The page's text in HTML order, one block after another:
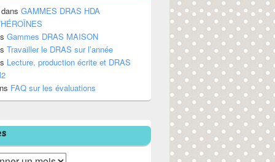
dans GAMMES DRAS HDA
Gammes DRAS MAISON
Travailler le DRAS sur l’année
Lecture, production écrite et DRAS
FAQ sur les évaluations